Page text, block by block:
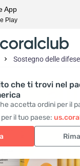
che ti trovi nel
accetta ordini per il
il tuo paese:
Sostegno delle
App
Play